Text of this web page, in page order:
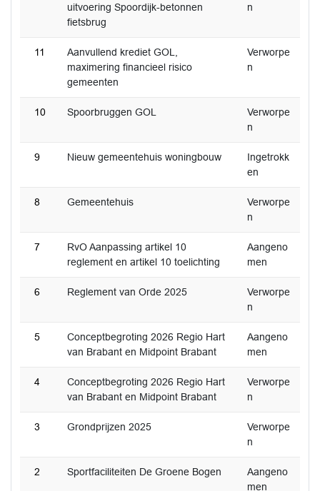
uitvoering Spoordijk-betonnen
fietsbrug
n
11
Aanvullend krediet GOL,
maximering financieel risico
gemeenten
Verworpe
n
10 Spoorbruggen GOL
Verworpe
n
9 Nieuw gemeentehuis woningbouw
Ingetrokk
en
8 Gemeentehuis
Verworpe
n
7
RvO Aanpassing artikel 10
reglement en artikel 10 toelichting
Aangeno
men
6 Reglement van Orde 2025
Verworpe
n
5
Conceptbegroting 2026 Regio Hart
van Brabant en Midpoint Brabant
Aangeno
men
4
Conceptbegroting 2026 Regio Hart
van Brabant en Midpoint Brabant
Verworpe
n
3 Grondprijzen 2025
Verworpe
n
2 Sportfaciliteiten De Groene Bogen
Aangeno
men